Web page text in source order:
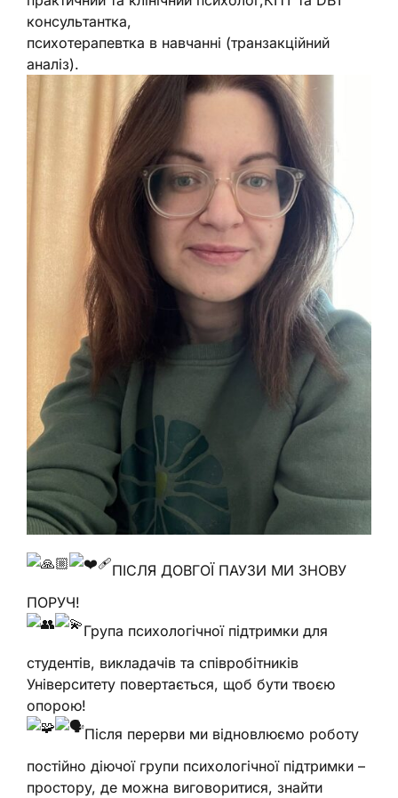
консультантка,
психотерапевтка в навчанні (транзакційний
аналіз).
ПІСЛЯ ДОВГОЇ ПАУЗИ МИ ЗНОВУ
ПОРУЧ!
Група психологічної підтримки для
студентів, викладачів та співробітників
Університету повертається, щоб бути твоєю
опорою!
Після перерви ми відновлюємо роботу
постійно діючої групи психологічної підтримки –
простору, де можна виговоритися, знайти